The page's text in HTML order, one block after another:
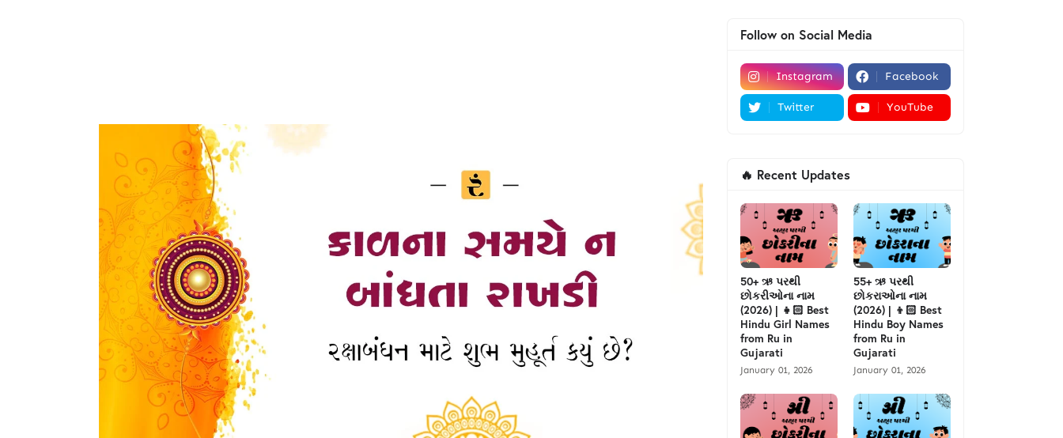
Follow on Social Media
Instagram Facebook
Twitter YouTube
🔥 Recent Updates
50+ ઋ પરથી
છોકરીઓના નામ
(2026) | 👧🏻 Best
Hindu Girl Names
from Ru in
Gujarati
January 01, 2026
55+ ઋ પરથી
છોકરાઓના નામ
(2026) | 👦🏻 Best
Hindu Boy Names
from Ru in
Gujarati
January 01, 2026